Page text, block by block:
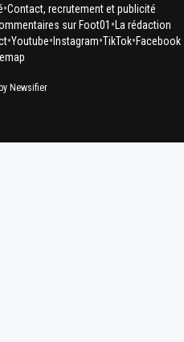
•Contact, recrutement et publicité
sur Foot01 • La rédaction
•Youtube• Instagram•TikTok•Facebook
Newsifier